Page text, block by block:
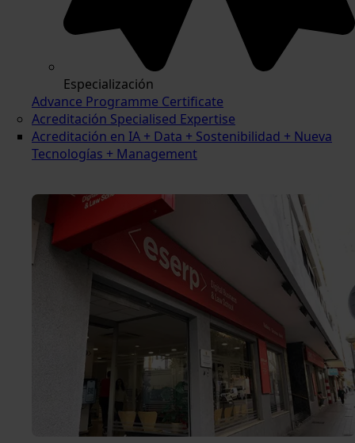
Especialización
Advance Programme Certificate
Acreditación Specialised Expertise
Acreditación en IA + Data + Sostenibilidad + Nueva
Tecnologías + Management